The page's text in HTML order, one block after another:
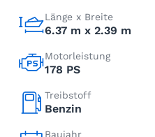
Länge x Breite
6.37 m x 2.39 m
Motorleistung
178 PS
Treibstoff
Benzin
Baujahr